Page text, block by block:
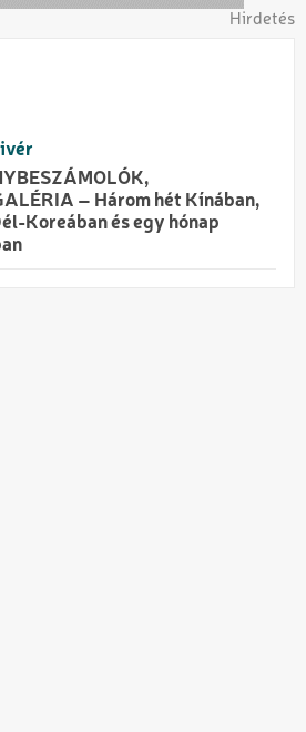
Hirdetés
– Három hét Kínában,
Koreában és egy hónap